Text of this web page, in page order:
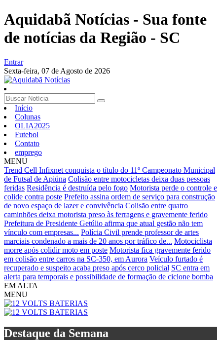
Aquidabã Notícias - Sua fonte
de notícias da Região - SC
Entrar
Sexta-feira, 07 de Agosto de 2026
Início
Colunas
OLIA2025
Futebol
Contato
emprego
MENU
Trend Cell Infixnet conquista o título do 11º Campeonato Municipal
de Futsal de Apiúna Colisão entre motocicletas deixa duas pessoas
feridas Residência é destruída pelo fogo Motorista perde o controle e
colide contra poste Prefeito assina ordem de serviço para construção
de novo espaço de lazer e convivência Colisão entre quatro
caminhões deixa motorista preso às ferragens e gravemente ferido
Prefeitura de Presidente Getúlio afirma que atual gestão não tem
vínculo com empresas... Polícia Civil prende professor de artes
marciais condenado a mais de 20 anos por tráfico de... Motociclista
morre após colidir moto em poste Motorista fica gravemente ferido
em colisão entre carros na SC-350, em Aurora Veículo furtado é
recuperado e suspeito acaba preso após cerco policial SC entra em
alerta para temporais e possibilidade de formação de ciclone bomba
EM ALTA
MENU
Destaque da Semana